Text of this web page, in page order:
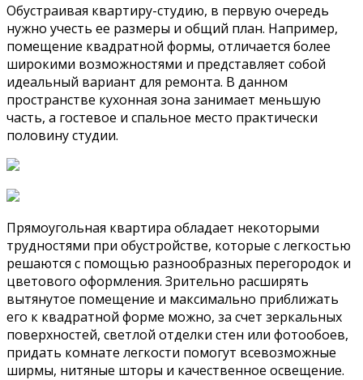
Обустраивая квартиру-студию, в первую очередь
нужно учесть ее размеры и общий план. Например,
помещение квадратной формы, отличается более
широкими возможностями и представляет собой
идеальный вариант для ремонта. В данном
пространстве кухонная зона занимает меньшую
часть, а гостевое и спальное место практически
половину студии.
Прямоугольная квартира обладает некоторыми
трудностями при обустройстве, которые с легкостью
решаются с помощью разнообразных перегородок и
цветового оформления. Зрительно расширять
вытянутое помещение и максимально приближать
его к квадратной форме можно, за счет зеркальных
поверхностей, светлой отделки стен или фотообоев,
придать комнате легкости помогут всевозможные
ширмы, нитяные шторы и качественное освещение.